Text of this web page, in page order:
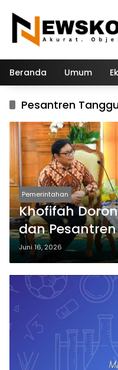
konten
Beranda Umum
Pesantren
Pemerintahan
Khofifah
dan
dalam Program
Juni 16, 2026